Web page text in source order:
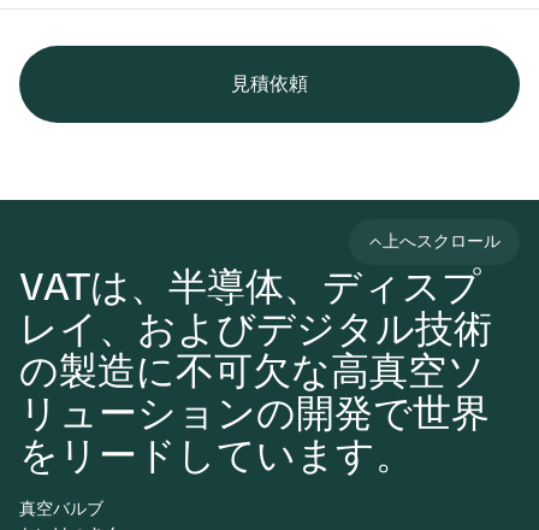
見積依頼
VATは、半導体、ディスプ
レイ、およびデジタル技術
の製造に不可欠な高真空ソ
リューションの開発で世界
をリードしています。
上へスクロール
真空バルブ